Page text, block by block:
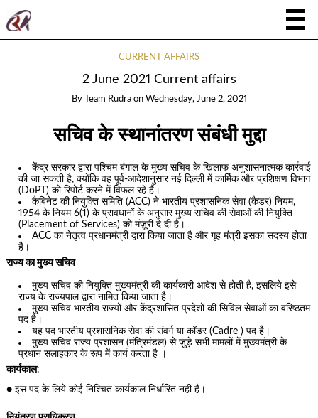
CURRENT AFFAIRS
2 June 2021 Current affairs
By Team Rudra on Wednesday, June 2, 2021
सचिव के स्थानांतरण संबंधी मुद्दा
केंद्र सरकार द्वारा पश्चिम बंगाल के मुख्य सचिव के खिलाफ अनुशासनात्मक कार्रवाई
की जा सकती है, क्योंकि वह पूर्व-आदेशानुसार नई दिल्ली में कार्मिक और प्रशिक्षण विभाग
(DoPT) को रिपोर्ट करने में विफल रहे हैं।
कैबिनेट की नियुक्ति समिति (ACC) ने भारतीय प्रशासनिक सेवा (कैडर) नियम,
1954 के नियम 6(1) के प्रावधानों के अनुसार मुख्य सचिव की सेवाओं की नियुक्ति
(Placement of Services) को मंज़ूरी दे दी है।
ACC का नेतृत्व प्रधानमंत्री द्वारा किया जाता है और गृह मंत्री इसका सदस्य होता
है।
राज्य का मुख्य सचिव
मुख्य सचिव की नियुक्ति मुख्यमंत्री की कार्यकारी आदेश से होती है, इसलिये इसे
राज्य के राज्यपाल द्वारा नामित किया जाता है।
मुख्य सचिव भारतीय राज्यों और केंद्रशासित प्रदेशों की सिविल सेवाओं का वरिष्ठतम
पद है।
यह पद भारतीय प्रशासनिक सेवा की संवर्ग या कॉडर (Cadre ) पद है।
मुख्य सचिव राज्य प्रशासन (मंत्रिमंडल) से जुड़े सभी मामलों में मुख्यमंत्री के
प्रधान सलाहकार के रूप में कार्य करता है ।
कार्यकाल:
● इस पद के लिये कोई निश्चित कार्यकाल निर्धारित नहीं है।